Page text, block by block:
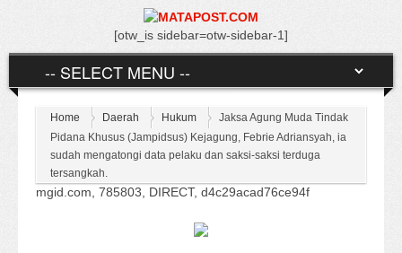
[otw_is sidebar=otw-sidebar-1]
Home Daerah Hukum
Jaksa Agung Muda Tindak
Pidana Khusus (Jampidsus) Kejagung, Febrie Adriansyah, ia
sudah mengatongi data pelaku dan saksi-saksi terduga
tersangkah.
mgid.com, 785803, DIRECT, d4c29acad76ce94f